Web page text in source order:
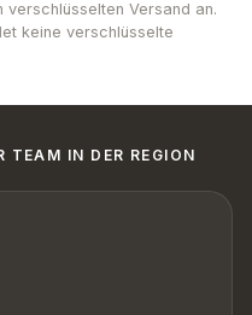
verschlüsselten Versand an.
keine verschlüsselte
TEAM IN DER REGION